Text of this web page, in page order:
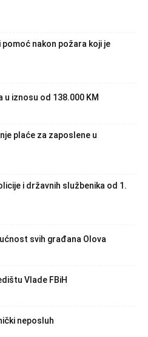
nakon požara koji je
iznosu od 138.000 KM
plaće za zaposlene u
i državnih službenika od 1.
svih građana Olova
Vlade FBiH
neposluh